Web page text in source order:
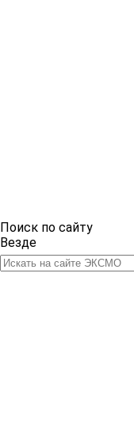
Поиск по сайту
Везде